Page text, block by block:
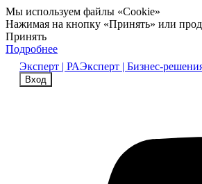
Мы используем файлы «Cookie»
Нажимая на кнопку «Принять» или
Принять
Подробнее
Эксперт | РАЭксперт | Бизнес-
Вход